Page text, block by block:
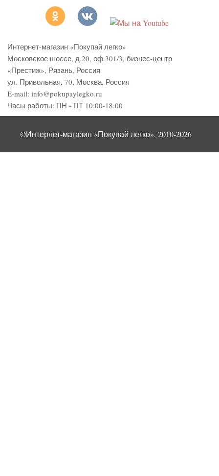
Интернет-магазин «Покупай легко»
Московское шоссе, д.20, оф.301/3, бизнес-центр
«Престиж», Рязань, Россия
ул. Привольная, 70, Москва, Россия
E-mail: info@pokupaylegko.ru
Часы работы: ПН - ПТ 10:00-18:00
©Интернет-магазин «Покупай легко», 2010-2026